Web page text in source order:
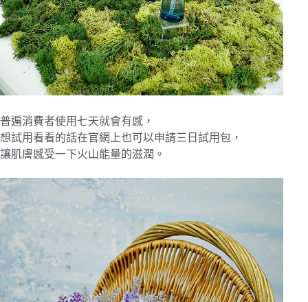
普遍消費者使用七天就會有感，
想試用看看的話在官網上也可以申請三日試用包，
讓肌膚感受一下火山能量的滋潤。